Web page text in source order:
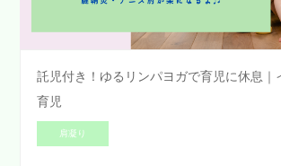
託児付き！ゆるリンパヨガで育児に休息｜
育児
肩凝り